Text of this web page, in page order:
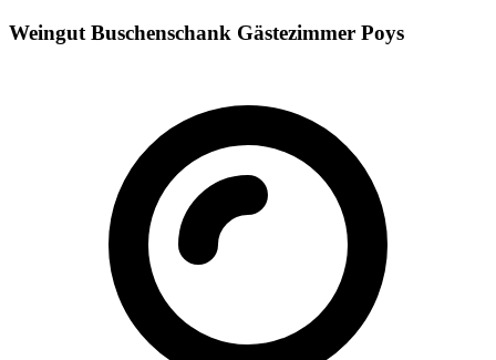
Weingut Buschenschank Gästezimmer Poys